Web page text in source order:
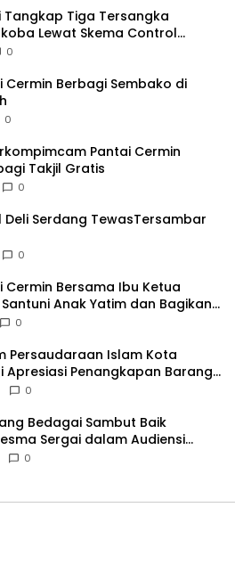
Tangkap Tiga Tersangka
Lewat Skema Control
0
Cermin Berbagi Sembako di
0
Pantai Cermin
Berbagi Takjil Gratis
0
Deli Serdang TewasTersambar
0
Cermin Bersama Ibu Ketua
Anak Yatim dan Bagikan
0
Persaudaraan Islam Kota
Apresiasi Penangkapan Barang
0
Bedagai Sambut Baik
Sergai dalam Audiensi
Baru
0